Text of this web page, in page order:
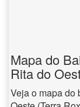
Mapa do
Rita do
Veja o mapa do